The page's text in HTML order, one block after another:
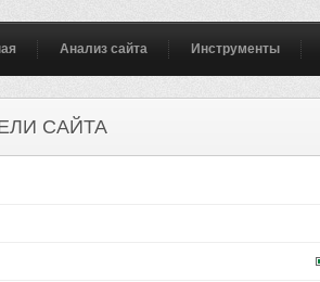
Анализ сайта Инструменты
САЙТА